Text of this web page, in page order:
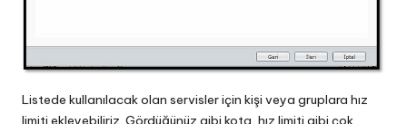
Listede kullanılacak olan servisler için kişi veya gruplara hız
limiti ekleyebiliriz. Gördüğünüz gibi kota, hız limiti gibi çok